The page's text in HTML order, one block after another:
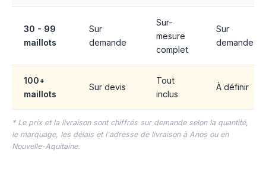
30 - 99
maillots
Sur
demande
Sur-
mesure
complet
Sur
demande
100+
maillots
Sur devis
Tout
inclus
À définir
* Le prix et la livraison sont chiffrés sur demande selon la quantité,
le marquage, les délais et l'adresse de livraison à Anos ou en
Nouvelle-Aquitaine.